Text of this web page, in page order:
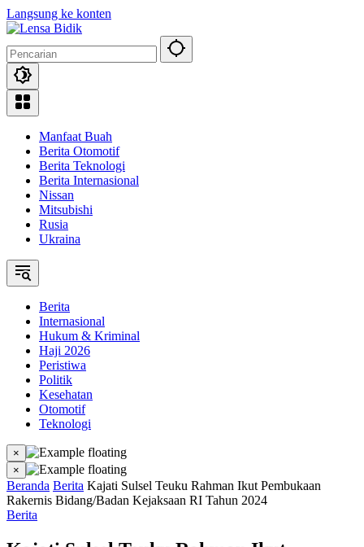
Langsung ke konten
Manfaat Buah
Berita Otomotif
Berita Teknologi
Berita Internasional
Nissan
Mitsubishi
Rusia
Ukraina
Berita
Internasional
Hukum & Kriminal
Haji 2026
Peristiwa
Politik
Kesehatan
Otomotif
Teknologi
×
×
Beranda Berita Kajati Sulsel Teuku Rahman Ikut Pembukaan
Rakernis Bidang/Badan Kejaksaan RI Tahun 2024
Berita